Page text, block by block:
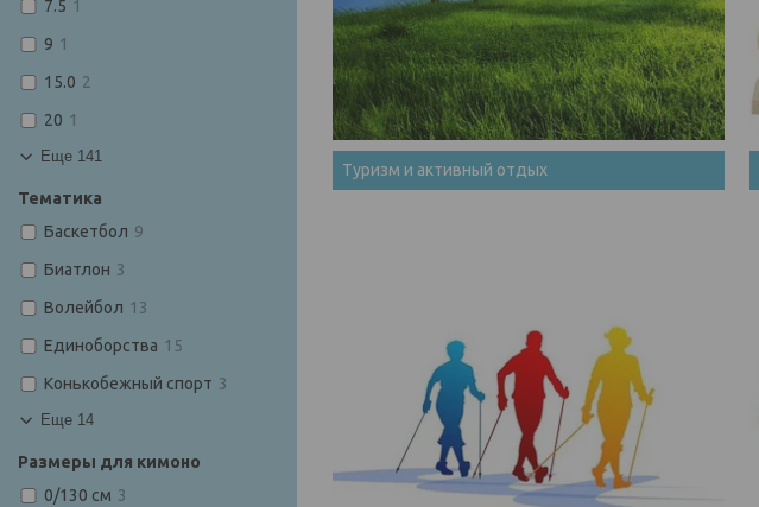
Туризм и активный отдых
7.5 1
9 1
15.0 2
20 1
Еще 141
Тематика
Баскетбол 9
Биатлон 3
Волейбол 13
Единоборства 15
Конькобежный спорт 3
Еще 14
Размеры для кимоно
0/130 см 3